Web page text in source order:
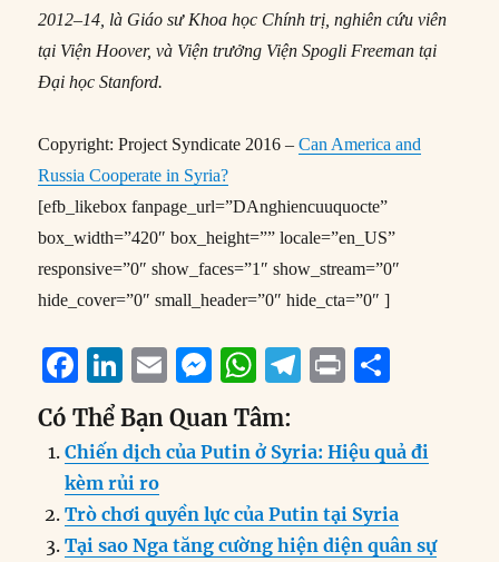
2012–14, là Giáo sư Khoa học Chính trị, nghiên cứu viên
tại Viện Hoover, và Viện trưởng Viện Spogli Freeman tại
Đại học Stanford.
Copyright: Project Syndicate 2016 –Can America and
Russia Cooperate in Syria?
[efb_likebox fanpage_url=”DAnghiencuuquocte”
box_width=”420″ box_height=”” locale=”en_US”
responsive=”0″ show_faces=”1″ show_stream=”0″
hide_cover=”0″ small_header=”0″ hide_cta=”0″ ]
F
a
c
e
b
o
Li
n
k
e
d
I
E
m
ai
l
M
e
ss
e
n
g
W
h
at
s
A
p
T
e
g
r
a
P
n
t
a
re
Có Thể Bạn Quan Tâm:
Chiến dịch của Putin ở Syria: Hiệu quả đi
kèm rủi ro
Trò chơi quyền lực của Putin tại Syria
Tại sao Nga tăng cường hiện diện quân sự